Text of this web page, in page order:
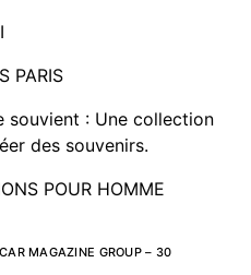
PARIS
souvient : Une collection
des souvenirs.
POUR HOMME
MAGAZINE GROUP – 30